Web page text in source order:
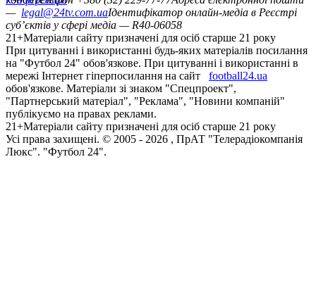
— legal@24tv.com.uaІдентифікатор онлайн-медіа в Реєстрі
суб’єктів у сфері медіа — R40-06058
21+Матеріали сайту призначені для осіб старше 21 року
При цитуванні і використанні будь-яких матеріалів посилання
на "Футбол 24" обов'язкове. При цитуванні і використанні в
мережі Інтернет гіперпосилання на сайт
football24.ua
обов'язкове. Матеріали зі знаком "Спецпроект",
"Партнерський матеріал", "Реклама", "Новини компаній"
публікуємо на правах реклами.
21+Матеріали сайту призначені для осіб старше 21 року
Усi права захищенi. © 2005 - 2026 , ПрАТ "Телерадіокомпанія
Люкс". "Футбол 24".